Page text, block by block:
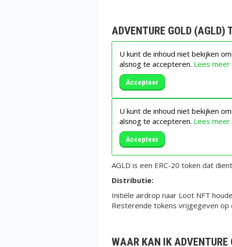
ADVENTURE GOLD (AGLD)
U kunt de inhoud niet bekijken
alsnog te accepteren. Lees meer
Accepteer
U kunt de inhoud niet bekijken
alsnog te accepteren. Lees meer
Accepteer
AGLD is een ERC-20 token dat
Distributie:
Initiële airdrop naar Loot NFT
Resterende tokens vrijgegeven op
WAAR KAN IK ADVENTURE